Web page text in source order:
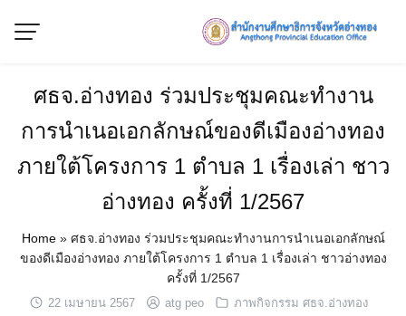
ศธจ.อ่างทอง ร่วมประชุมคณะทำงาน
การนำเนอเอกลักษณ์ของดีเมืองอ่างทอง
ภายใต้โครงการ 1 ตำบล 1 เรื่องเล่า ชาว
อ่างทอง ครั้งที่ 1/2567
Home» ศธจ.อ่างทอง ร่วมประชุมคณะทำงานการนำเนอเอกลักษณ์
ของดีเมืองอ่างทอง ภายใต้โครงการ 1 ตำบล 1 เรื่องเล่า ชาวอ่างทอง
ครั้งที่ 1/2567
22 เมษายน 2567 atg peo ภาพกิจกรรม ศธจ.อ่างทอง